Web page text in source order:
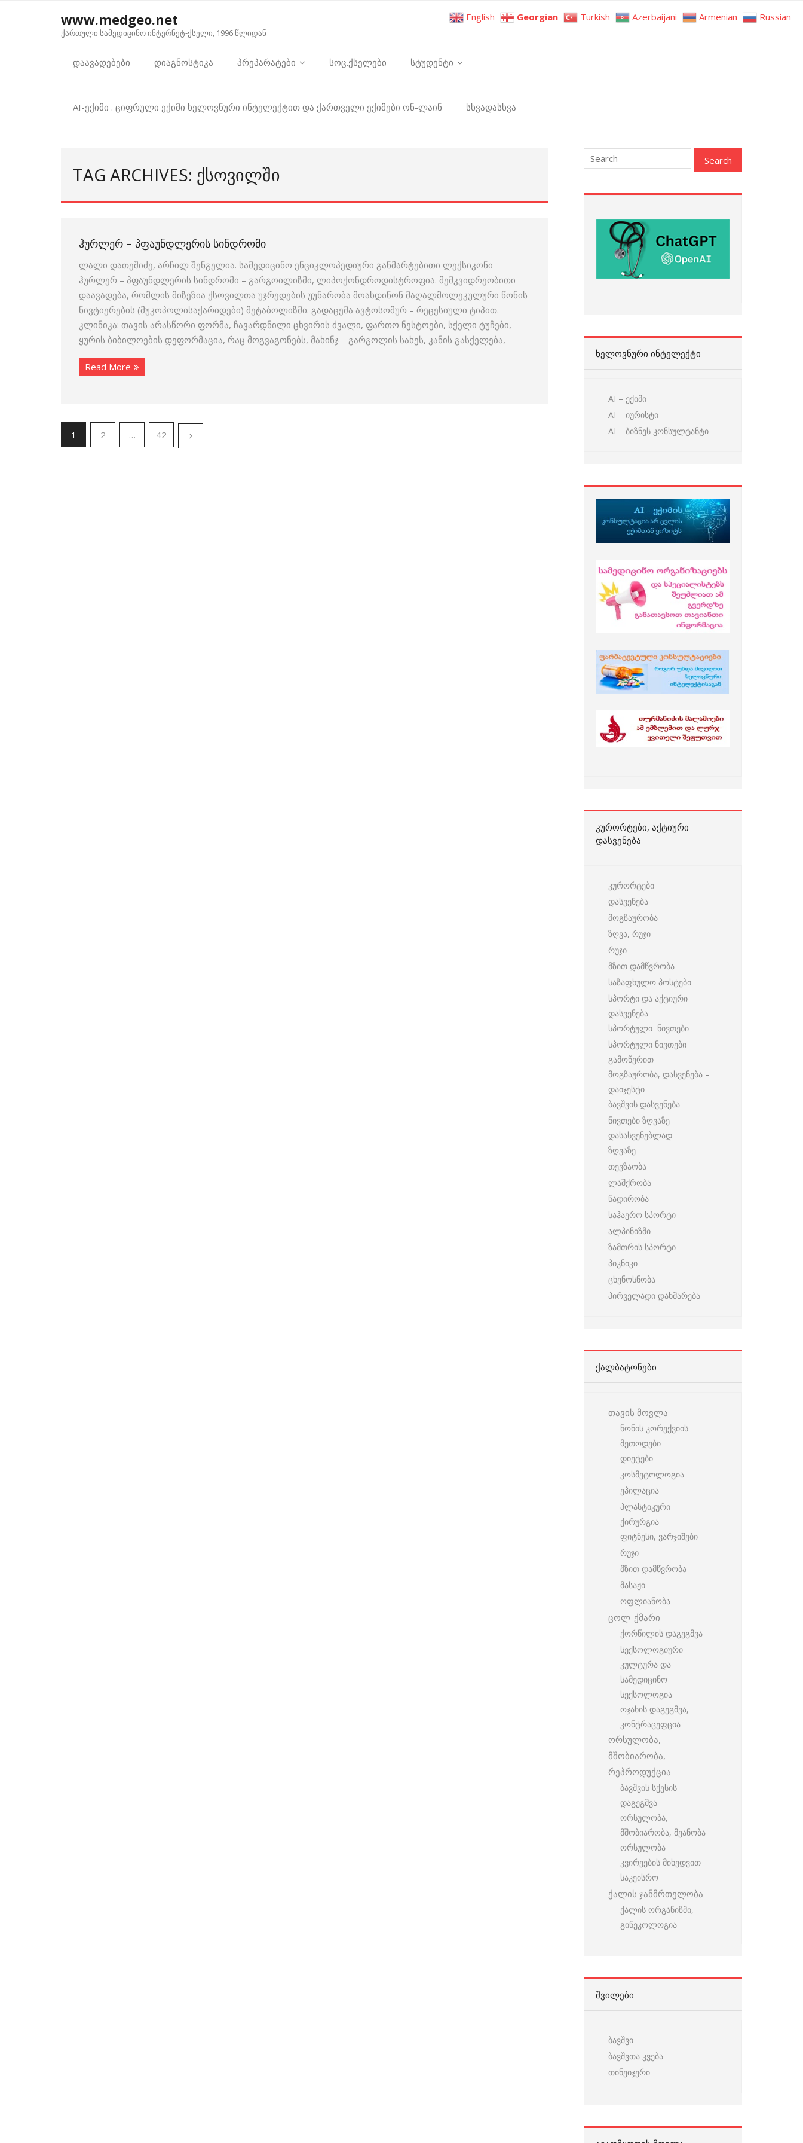
www.medgeo.net
ქართული სამედიცინო ინტერნეტ-ქსელი, 1996 წლიდან
დაავადებები დიაგნოსტიკა პრეპარატები სოც.ქსელები სტუდენტი
AI-ექიმი . ციფრული ექიმი ხელოვნური ინტელექტით და ქართველი ექიმები ონ-ლაინ სხვადასხვა
TAG ARCHIVES: ᲥᲡᲝᲕᲘᲚᲨᲘ
ᲰᲣᲠᲚᲔᲠ – ᲞᲤᲐᲣᲜᲓᲚᲔᲠᲘᲡ ᲡᲘᲜᲓᲠᲝᲛᲘ
ლალი დათეშიძე, არჩილ შენგელია. სამედიცინო ენციკლოპედიური განმარტებითი ლექსიკონი
ჰურლერ – პფაუნდლერის სინდრომი – გარგოილიზმი, ლიპოქონდროდისტროფია. მემკვიდრეობითი
დაავადება, რომლის მიზეზია ქსოვილთა უჯრედების უუნარობა მოახდინონ მაღალმოლეკულური წონის
ნივტიერების (მუკოპოლისაქარიდები) მეტაბოლიზმი. გადაცემა ავტოსომურ – რეცესიული ტიპით.
კლინიკა: თავის არასწორი ფორმა, ჩავარდნილი ცხვირის ძვალი, ფართო ნესტოები, სქელი ტუჩები,
ყურის ბიბილოების დეფორმაცია, რაც მოგვაგონებს, მახინჯ – გარგოლის სახეს, კანის გასქელება,
Read More
1 2 … 42
ᲮᲔᲚᲝᲕᲜᲣᲠᲘ ᲘᲜᲢᲔᲚᲔᲥᲢᲘ
AI – ექიმი
AI – იურისტი
AI – ბიზნეს კონსულტანტი
ᲙᲣᲠᲝᲠᲢᲔᲑᲘ, ᲐᲥᲢᲘᲣᲠᲘ
ᲓᲐᲡᲕᲔᲜᲔᲑᲐ
კურორტები
დასვენება
მოგზაურობა
ზღვა, რუჯი
რუჯი
მზით დამწვრობა
საზაფხულო პოსტები
სპორტი და აქტიური
დასვენება
სპორტული ნივთები
სპორტული ნივთები
გამოწერით
მოგზაურობა, დასვენება –
დაიჯესტი
ბავშვის დასვენება
ნივთები ზღვაზე
დასასვენებლად
ზღვაზე
თევზაობა
ლაშქრობა
ნადირობა
საჰაერო სპორტი
ალპინიზმი
ზამთრის სპორტი
პიკნიკი
ცხენოსნობა
პირველადი დახმარება
ᲥᲐᲚᲑᲐᲢᲝᲜᲔᲑᲘ
თავის მოვლა
წონის კორექვიის
მეთოდები
დიეტები
კოსმეტოლოგია
ეპილაცია
პლასტიკური
ქირურგია
ფიტნესი, ვარჯიშები
რუჯი
მზით დამწვრობა
მასაჟი
ოფლიანობა
ცოლ-ქმარი
ქორწილის დაგეგმვა
სექსოლოგიური
კულტურა და
სამედიცინო
სექსოლოგია
ოჯახის დაგეგმვა,
კონტრაცეფცია
ორსულობა,
მშობიარობა,
რეპროდუქცია
ბავშვის სქესის
დაგეგმვა
ორსულობა,
მშობიარობა, მეანობა
ორსულობა
კვირეების მიხედვით
საკეისრო
ქალის ჯანმრთელობა
ქალის ორგანიზმი,
გინეკოლოგია
ᲨᲕᲘᲚᲔᲑᲘ
ბავშვი
ბავშვთა კვება
თინეიჯერი
English Georgian Turkish Azerbaijani Armenian Russian